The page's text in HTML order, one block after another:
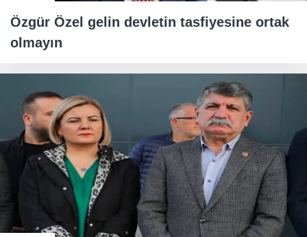
Özgür Özel gelin devletin tasfiyesine ortak
olmayın